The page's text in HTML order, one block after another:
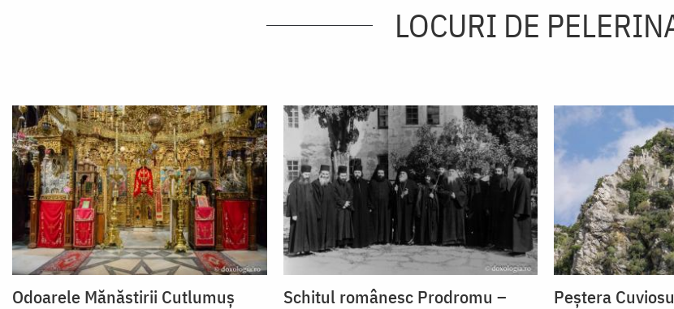
LOCURI DE
Odoarele Mănăstirii Cutlumuș
Schitul românesc Prodromu –
Peștera